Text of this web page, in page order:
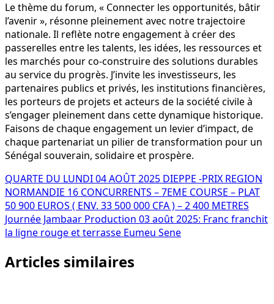
Le thème du forum, « Connecter les opportunités, bâtir
l’avenir », résonne pleinement avec notre trajectoire
nationale. Il reflète notre engagement à créer des
passerelles entre les talents, les idées, les ressources et
les marchés pour co-construire des solutions durables
au service du progrès. J’invite les investisseurs, les
partenaires publics et privés, les institutions financières,
les porteurs de projets et acteurs de la société civile à
s’engager pleinement dans cette dynamique historique.
Faisons de chaque engagement un levier d’impact, de
chaque partenariat un pilier de transformation pour un
Sénégal souverain, solidaire et prospère.
Navigation
de
l’article
QUARTE DU LUNDI 04 AOÛT 2025 DIEPPE -PRIX REGION
NORMANDIE 16 CONCURRENTS – 7EME COURSE – PLAT
50 900 EUROS ( ENV. 33 500 000 CFA ) – 2 400 METRES
Journée Jambaar Production 03 août 2025: Franc franchit
la ligne rouge et terrasse Eumeu Sene
Articles similaires